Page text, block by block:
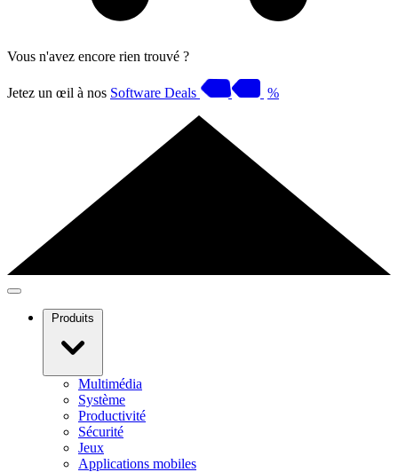
Vous n'avez encore rien trouvé ?
Jetez un œil à nos Software Deals %
Produits
Multimédia
Système
Productivité
Sécurité
Jeux
Applications mobiles